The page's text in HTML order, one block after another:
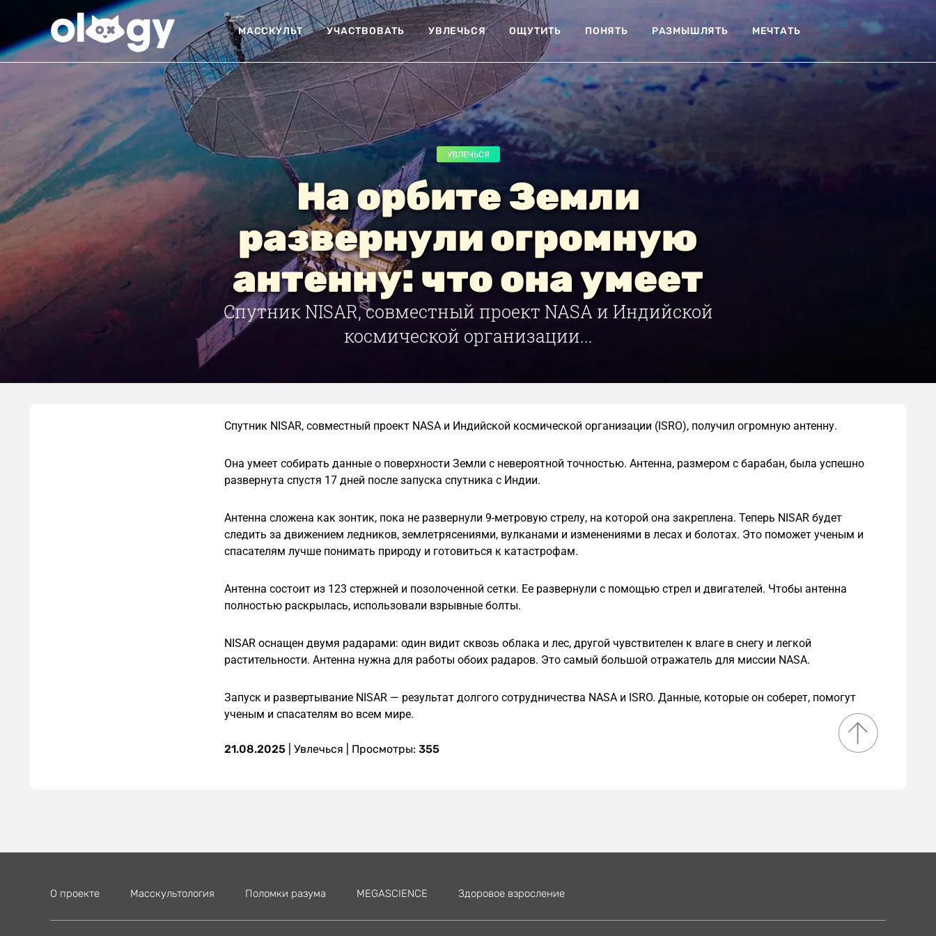
МАССКУЛЬТ УЧАСТВОВАТЬ УВЛЕЧЬСЯ ОЩУТИТЬ ПОНЯТЬ РАЗМЫШЛЯТЬ МЕЧТАТЬ
УВЛЕЧЬСЯ
На орбите Земли
развернули огромную
антенну: что она умеет
Спутник NISAR, совместный проект NASA и Индийской
космической организации...
Спутник NISAR, совместный проект NASA и Индийской космической организации (ISRO), получил огромную антенну.
Она умеет собирать данные о поверхности Земли с невероятной точностью. Антенна, размером с барабан, была успешно
развернута спустя 17 дней после запуска спутника с Индии.
Антенна сложена как зонтик, пока не развернули 9-метровую стрелу, на которой она закреплена. Теперь NISAR будет
следить за движением ледников, землетрясениями, вулканами и изменениями в лесах и болотах. Это поможет ученым и
спасателям лучше понимать природу и готовиться к катастрофам.
Антенна состоит из 123 стержней и позолоченной сетки. Ее развернули с помощью стрел и двигателей. Чтобы антенна
полностью раскрылась, использовали взрывные болты.
NISAR оснащен двумя радарами: один видит сквозь облака и лес, другой чувствителен к влаге в снегу и легкой
растительности. Антенна нужна для работы обоих радаров. Это самый большой отражатель для миссии NASA.
Запуск и развертывание NISAR — результат долгого сотрудничества NASA и ISRO. Данные, которые он соберет, помогут
ученым и спасателям во всем мире.
21.08.2025 Увлечься | Просмотры: 355
О проекте Масскультология Поломки разума MEGASCIENСE Здоровое взросление